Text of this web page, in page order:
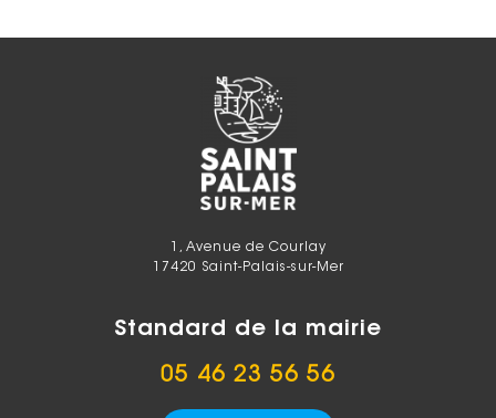
1, Avenue de Courlay
17420 Saint-Palais-sur-Mer
Standard de la mairie
05 46 23 56 56